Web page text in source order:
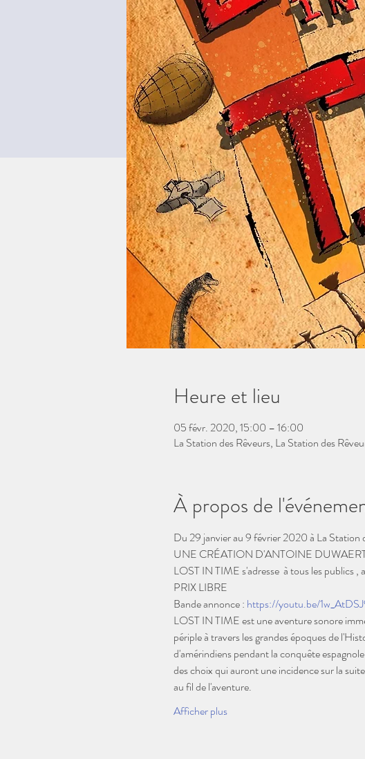
Heure et lieu
05 févr. 2020, 15:00 – 16:00
La Station des Rêveurs, La Station des
À propos de
Du 29 janvier au 9 février 2020 à La Station
UNE CRÉATION D'ANTOINE
LOST IN TIME s'adresse  à tous les publics
PRIX LIBRE
Bande annonce : https://youtu.be/
LOST IN TIME est une aventure sonore
périple à travers les grandes époques de
d'amérindiens pendant la conquête
des choix qui auront une incidence sur la
au fil de l'aventure.
Afficher plus